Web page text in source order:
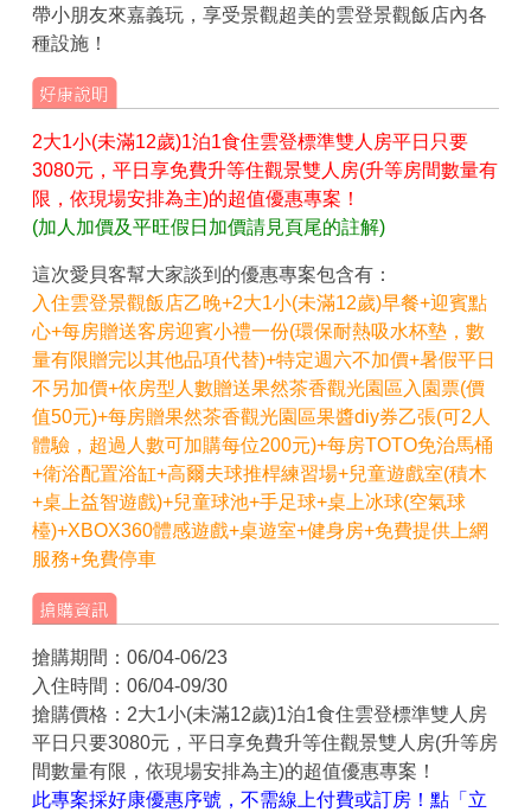
帶小朋友來嘉義玩，享受景觀超美的雲登景觀飯店內各
種設施！
2大1小(未滿12歲)1泊1食住雲登標準雙人房平日只要
3080元，平日享免費升等住觀景雙人房(升等房間數量有
限，依現場安排為主)的超值優惠專案！
(加人加價及平旺假日加價請見頁尾的註解)
這次愛貝客幫大家談到的優惠專案包含有：
入住雲登景觀飯店乙晚+2大1小(未滿12歲)早餐+迎賓點
心+每房贈送客房迎賓小禮一份(環保耐熱吸水杯墊，數
量有限贈完以其他品項代替)+特定週六不加價+暑假平日
不另加價+依房型人數贈送果然茶香觀光園區入園票(價
值50元)+每房贈果然茶香觀光園區果醬diy券乙張(可2人
體驗，超過人數可加購每位200元)+每房TOTO免治馬桶
+衛浴配置浴缸+高爾夫球推桿練習場+兒童遊戲室(積木
+桌上益智遊戲)+兒童球池+手足球+桌上冰球(空氣球
檯)+XBOX360體感遊戲+桌遊室+健身房+免費提供上網
服務+免費停車
搶購期間：06/04-06/23
入住時間：06/04-09/30
搶購價格：2大1小(未滿12歲)1泊1食住雲登標準雙人房
平日只要3080元，平日享免費升等住觀景雙人房(升等房
間數量有限，依現場安排為主)的超值優惠專案！
此專案採好康優惠序號，不需線上付費或訂房！點「立